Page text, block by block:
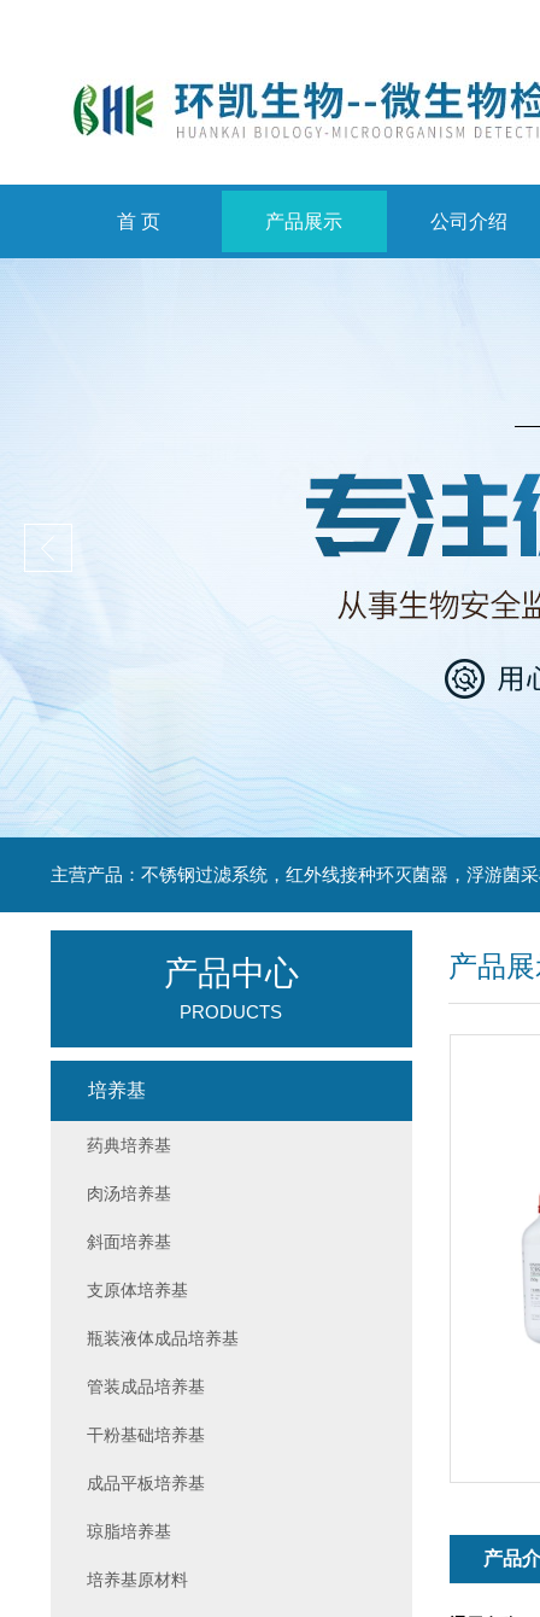
首 页 产品展示 公司介绍
产品
产品
产品中心
PRODUCTS
培养基
药典培养基
肉汤培养基
斜面培养基
支原体培养基
瓶装液体成品培养基
管装成品培养基
干粉基础培养基
成品平板培养基
琼脂培养基
培养基原材料